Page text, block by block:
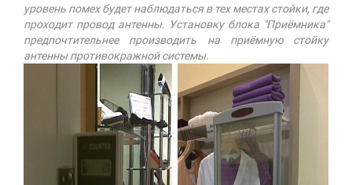
уровень помех будет наблюдаться в тех местах стойки, где
проходит провод антенны. Установку блока "Приёмника"
предпочтительнее производить на приёмную стойку
антенны противокражной системы.